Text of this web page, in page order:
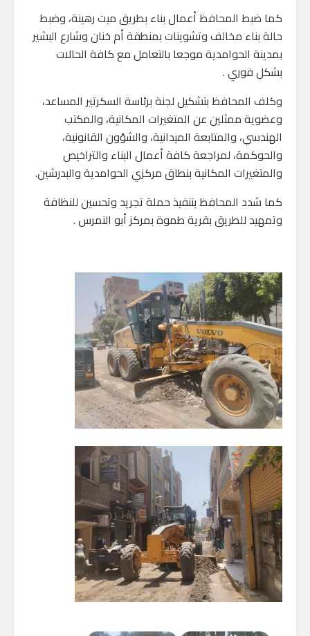
كما ضبط المحافظ أعمال بناء بطريق ميت رهينة، وضبط
حالة بناء مخالف وتشوينات بمنطقة أم خنان وشارع البشير
بمدينة الحوامدية موجعا بالتعامل مع كافة الحالات
بشكل فوري .
وكلف المحافظ بتشكيل لجنة برئاسة السكرتير المساعد،
وعضوية ممثلين عن المتغيرات المكانية، والمكتب
الهندسي، والمتابعة الميدانية، والشؤون القانونية،
والحوكمة، لمراجعة كافة أعمال البناء والتراخيص
والمتغيرات المكانية بنطاق مركزي الحوامدية والبدرشين.
كما شدد المحافظ بتنفيذ حملة تجريد وتحسين للنظافة
وتمهيد للطريق بقرية طموة بمركز أبو النمرس .